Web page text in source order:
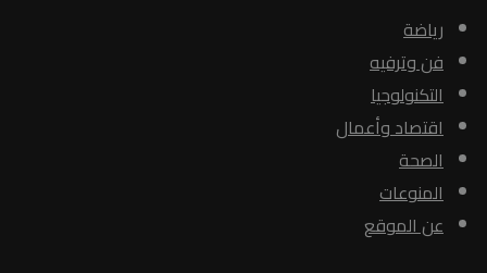
رياضة
فن وترفيه
التكنولوجيا
اقتصاد وأعمال
الصحة
المنوعات
عن الموقع